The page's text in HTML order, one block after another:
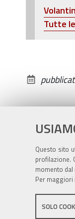
Questo sito
profilazione.
momento
Per
SOLO
2022-
Tutte
Sito